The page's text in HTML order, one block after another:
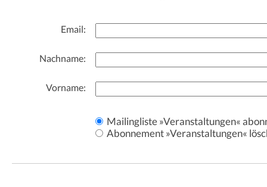
Email:
Nachname:
Vorname:
Mailingliste »Veranstaltungen«
Abonnement »Veranstaltungen«